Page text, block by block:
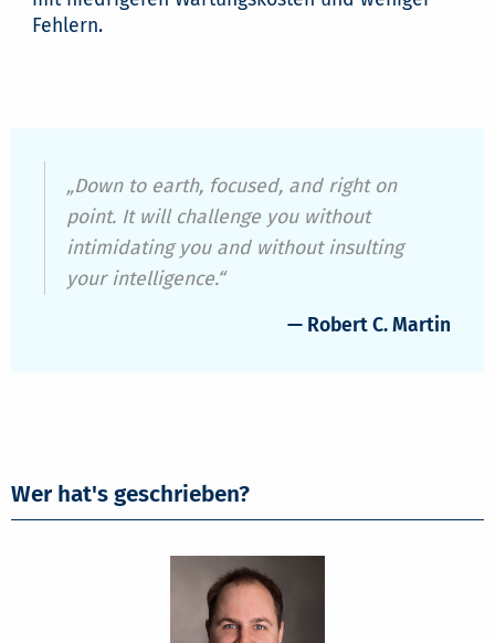
Fehlern.
„Down to earth, focused, and right on
point. It will challenge you without
intimidating you and without insulting
your intelligence.“
— Robert C. Martin
Wer hat's geschrieben?